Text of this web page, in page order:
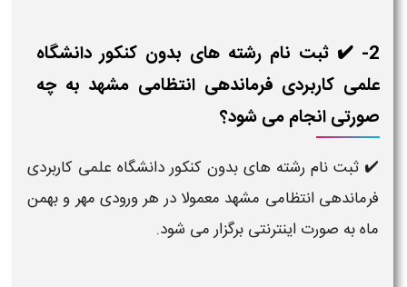
2- ✔️ ثبت نام رشته های بدون کنکور دانشگاه
علمی کاربردی فرماندهی انتظامی مشهد به چه
صورتی انجام می شود؟
✔️ ثبت نام رشته های بدون کنکور دانشگاه علمی کاربردی
فرماندهی انتظامی مشهد معمولا در هر ورودی مهر و بهمن
ماه به صورت اینترنتی برگزار می شود.